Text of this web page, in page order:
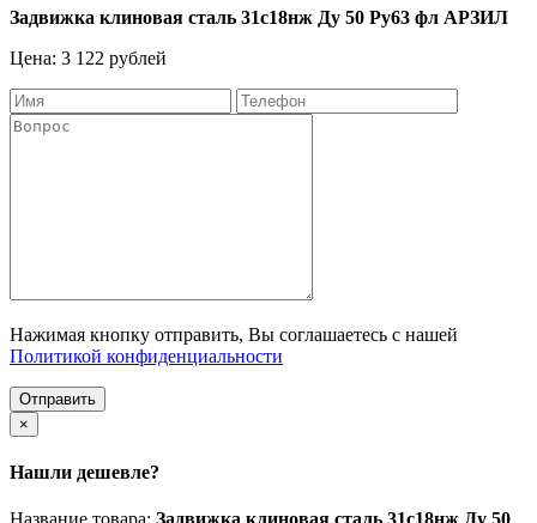
Задвижка клиновая сталь 31с18нж Ду 50 Ру63 фл АРЗИЛ
Цена: 3 122 рублей
Нажимая кнопку отправить, Вы соглашаетесь с нашей
Политикой конфиденциальности
Отправить
×
Нашли дешевле?